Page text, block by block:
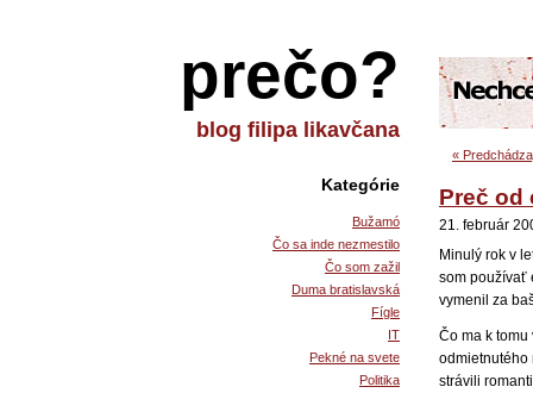
prečo?
blog filipa likavčana
Kategórie
Bužamó
Čo sa inde nezmestilo
Čo som zažil
Duma bratislavská
Fígle
IT
Pekné na svete
Politika
«
Preč od
21. február
Minulý rok v
som používať
vymenil za
Čo ma k
odmietnutého
strávili